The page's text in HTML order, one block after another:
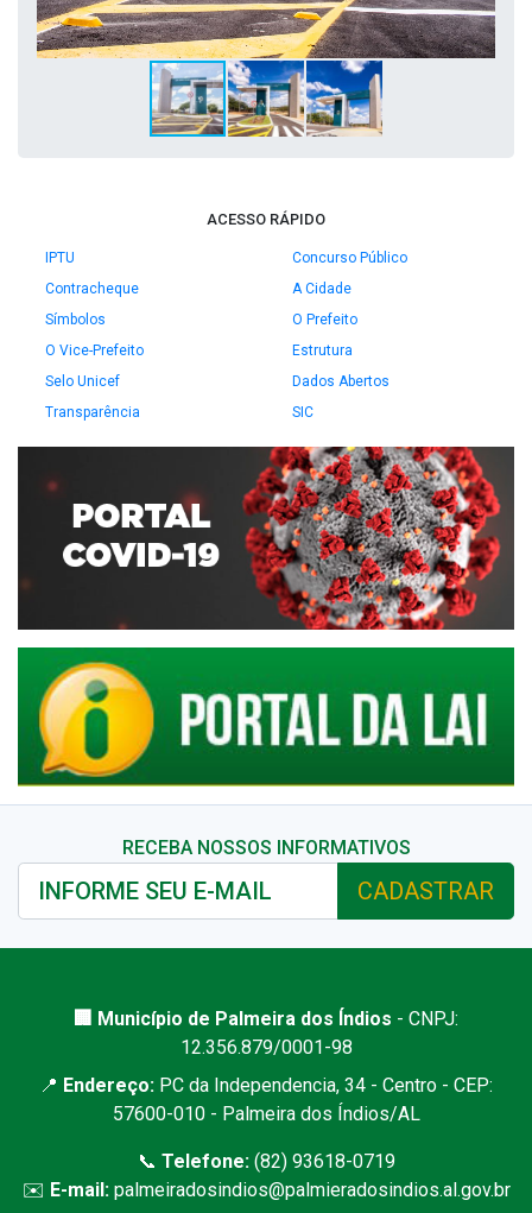
ACESSO RÁPIDO
IPTU
Concurso Público
Contracheque
A Cidade
Símbolos
O Prefeito
O Vice-Prefeito
Estrutura
Selo Unicef
Dados Abertos
Transparência
SIC
RECEBA NOSSOS INFORMATIVOS
CADASTRAR
🏢 Município de Palmeira dos Índios - CNPJ:
12.356.879/0001-98
📍 Endereço: PC da Independencia, 34 - Centro - CEP:
57600-010 - Palmeira dos Índios/AL
📞 Telefone:(82) 93618-0719
✉️ E-mail: palmeiradosindios@palmieradosindios.al.gov.br